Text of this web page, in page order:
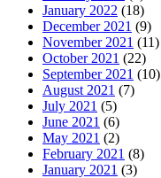
January 2022 (18)
December 2021 (9)
November 2021 (11)
October 2021 (22)
September 2021 (10)
August 2021 (7)
July 2021 (5)
June 2021 (6)
May 2021 (2)
February 2021 (8)
January 2021 (3)